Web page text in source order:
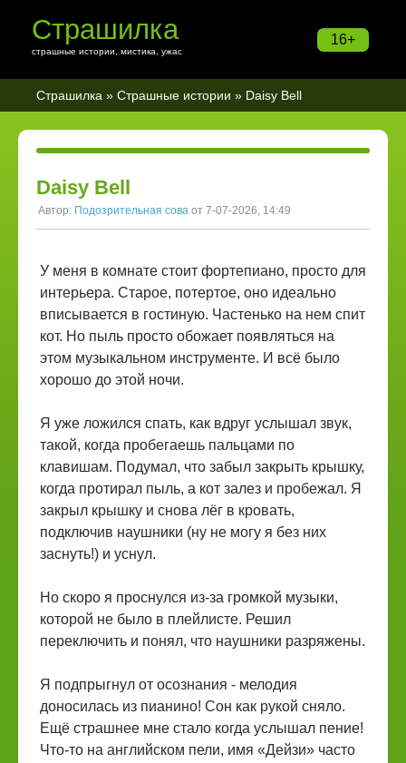
16+
Страшилка
страшные истории, мистика, ужас
Страшилка » Страшные истории » Daisy Bell
Daisy Bell
Автор: Подозрительная сова от 7-07-2026, 14:49
У меня в комнате стоит фортепиано, просто для
интерьера. Старое, потертое, оно идеально
вписывается в гостиную. Частенько на нем спит
кот. Но пыль просто обожает появляться на
этом музыкальном инструменте. И всё было
хорошо до этой ночи.
Я уже ложился спать, как вдруг услышал звук,
такой, когда пробегаешь пальцами по
клавишам. Подумал, что забыл закрыть крышку,
когда протирал пыль, а кот залез и пробежал. Я
закрыл крышку и снова лёг в кровать,
подключив наушники (ну не могу я без них
заснуть!) и уснул.
Но скоро я проснулся из-за громкой музыки,
которой не было в плейлисте. Решил
переключить и понял, что наушники разряжены.
Я подпрыгнул от осознания - мелодия
доносилась из пианино! Сон как рукой сняло.
Ещё страшнее мне стало когда услышал пение!
Что-то на английском пели, имя «Дейзи» часто